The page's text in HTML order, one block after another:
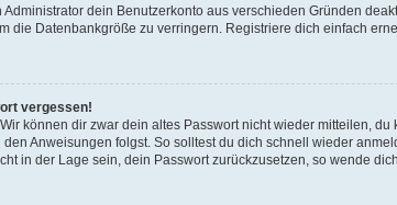
Administrator dein Benutzerkonto aus verschieden Gründen
die Datenbankgröße zu verringern. Registriere dich einfach
vergessen!
können dir zwar dein altes Passwort nicht wieder mitteilen,
den Anweisungen folgst. So solltest du dich schnell wieder
in der Lage sein, dein Passwort zurückzusetzen, so wende